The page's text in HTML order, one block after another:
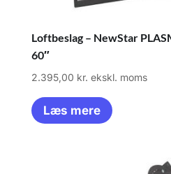
Loftbeslag – NewStar
60″
2.395,00 kr. ekskl. moms
Læs mere